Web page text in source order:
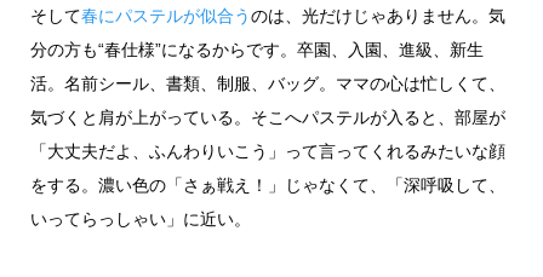
そして春にパステルが似合うのは、光だけじゃありません。気
分の方も“春仕様”になるからです。卒園、入園、進級、新生
活。名前シール、書類、制服、バッグ。ママの心は忙しくて、
気づくと肩が上がっている。そこへパステルが入ると、部屋が
「大丈夫だよ、ふんわりいこう」って言ってくれるみたいな顔
をする。濃い色の「さぁ戦え！」じゃなくて、「深呼吸して、
いってらっしゃい」に近い。